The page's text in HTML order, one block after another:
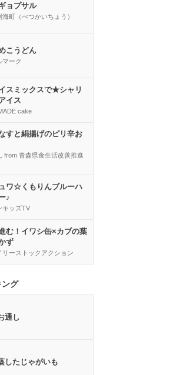
ョプサル
町（べつかいちょう）
こうどん
マーク
スミックスで★シャリ
イス
cake
すと絹揚げのピリ辛お
from 青森県食生活改善推進
ワ☆くもりんブルーハ
♪
キッズTV
む！イワシ缶×カブの葉
ず
リーストックアクション
ング
通し
したじゃがいも